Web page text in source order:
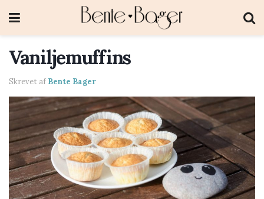
Vaniljemuffins
Skrevet af Bente Bager